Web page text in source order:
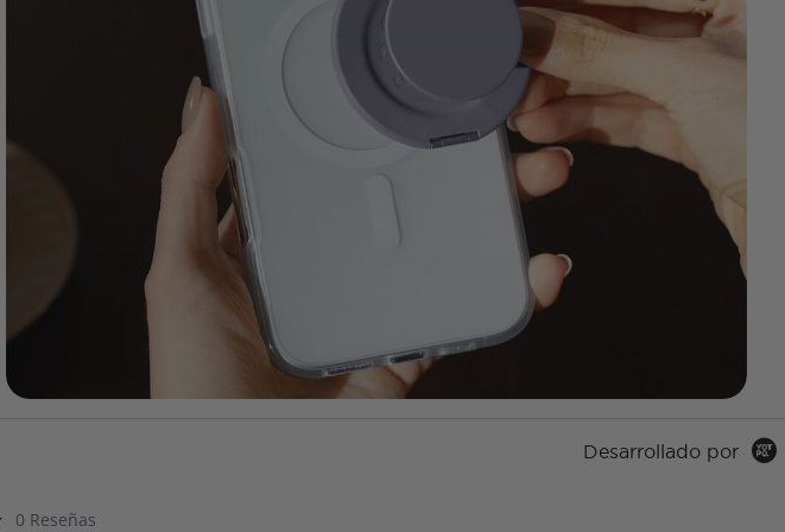
Desarrollado por
0.0 star rating
0 Reseñas